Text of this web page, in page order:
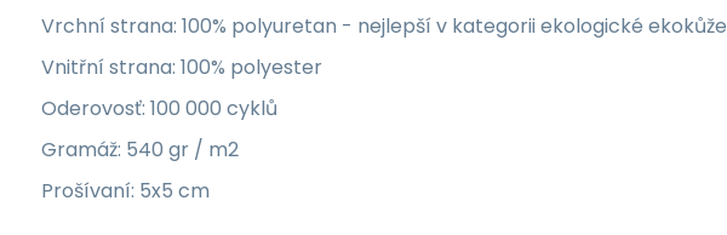
Vrchní strana: 100% polyuretan - nejlepší v kategorii ekologické ekokůže
Vnitřní strana: 100% polyester
Oderovosť: 100 000 cyklů
Gramáž: 540 gr / m2
Prošívaní: 5x5 cm